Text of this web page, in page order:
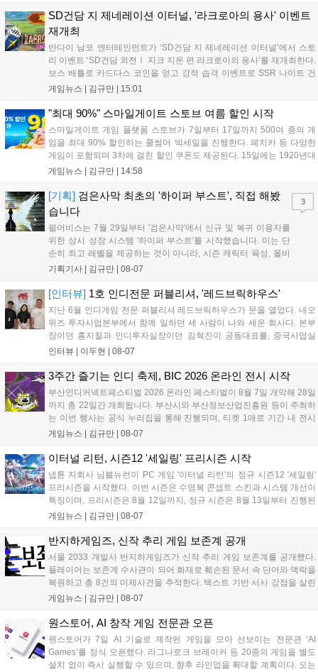
니다. 또한 카카오톡 채널 추가 시 주차별 스페셜 쿠폰과 한정 스
킨, 경품 이벤트 등 풍성한 혜택을 마련해 이용자들의 기대를 모
으고 있습니다....
SD건담 지 제네레이션 이터널, '라크로아의 용사' 이벤트
재개최
반다이 남코 엔터테인먼트가 ‘SD건담 지 제네레이션 이터널’에서 스토
리 이벤트 ‘SD건담 외전Ⅰ 지크 지온 편 라크로아의 용사’를 재개최한다.
보스 배틀로 카드다스 코인을 얻고 강적 습격 이벤트로 SSR 나이트 건
담을 획득할 수 있다. 로그인 보너스로 최대 다이아 3,000개를 지급하며,
원 증정한다. 또한 9월 30일까지 공식 유튜브에서 특별 프로그램을 시청
할 수 있다....
게임뉴스 | 김규만 15:01
"최대 90%" 스마일게이트 스토브 여름 할인 시작
스마일게이트 게임 플랫폼 스토브가 7일부터 17일까지 500여 종의 게
임을 최대 90% 할인하는 쿨썸머 빅세일을 진행한다. 페치카 등 다양한
게임이 포함되며 3차에 걸친 할인 쿠폰도 제공된다. 15일에는 1920년대
경성 배경의 신작 그날의 신문이 출시되며, 15일부터 17일까지는 국내
은 공식 페이지에서 확인 가능하다....
게임뉴스 | 김규만 14:58
[기획] 검은사막 최초의 '하이퍼 부스트', 직접 해봤
습니다
펄어비스는 7월 29일부터 '검은사막'에서 신규 및 복귀 이용자를
위한 상시 성장 시스템 '하이퍼 부스트'를 시작했습니다. 이는 단
순히 최고 레벨을 제공하는 것이 아니라, 시즌 캐릭터 육성, 올비
아 아카데미 수료, 아침의 나라 설화 진행 등 4단계 과정을 통해
용자는 과제를 완수하며 동(V) 투발라 장비와 검은별 무기, 카라
자드 장신구 등을 획득해 주요 콘텐츠에 진입할 수 있습니다....
기획기사 | 김규만 08-07
3
[인터뷰] 1호 인디전문 퍼블리셔, '레드브릭하우스'
지난 6월 인디게임 전문 퍼블리셔 레드브릭하우스가 문을 열었다. 네오
위즈 투자사업본부에서 함께 일하던 세 사람이 나와 세운 회사다. 본부
장이던 홍지철과 인디투자실장이던 김혁진이 공동대표를, 중국사업실
장이던 이민정이 이사를 맡았다. 출범 한 달여 만에 위메이드맥스의 전
들어왔다. 서비스 중인...
인터뷰 | 이두현 08-07
3주간 즐기는 인디 축제, BIC 2026 온라인 전시 시작
부산인디커넥트페스티벌 2026 온라인 페스티벌이 8월 7일 개막해 28일
까지 총 22일간 개최됩니다. 부산시와 부산정보산업진흥원 등이 주최하
는 이번 행사는 공식 누리집을 통해 진행되며, 티켓 1매로 기간 내 전시
작을 제한 없이 체험할 수 있습니다. 일반 및 루키 부문 등 다양한 인디게
세계 누구나 참여 가능한 이번 행사는 역대 최대 규모로 열려 인디게임
생태계 확장에 기여할 전망입니다....
게임뉴스 | 김규만 08-07
이터널 리턴, 시즌12 '세일링' 프리시즌 시작
넵튠 자회사 님블뉴런이 PC 게임 '이터널 리턴'의 정규 시즌12 '세일링'
프리시즌을 시작했다. 이번 시즌은 수영복 콘셉트 스킨과 시스템 개선이
특징이며, 프리시즌은 8월 12일까지, 정규 시즌은 8월 13일부터 진행된
다. 실험체 관찰일지 추가와 후반부 전략 강화를 위한 다중 크로노 스피
대를 모으고 있다....
게임뉴스 | 김규만 08-07
반지하게임즈, 신작 추리 게임 보존계 공개
서울 2033 개발사 반지하게임즈가 신작 추리 게임 보존계를 공개했다.
플레이어는 보존계 수사관이 되어 화재로 훼손된 문서 속 단어와 맥락을
복원하고 총 8건의 미제사건을 추적한다. 텍스트 기반 서사 강점을 살린
이번 게임은 정보 조합과 사건 재구성이 핵심이며, 현재 스팀 상점 페이
개발에 박차를 가하고 있다....
게임뉴스 | 김규만 08-07
원스토어, AI 창작 게임 전문관 오픈
원스토어가 7일 AI 기술로 제작된 게임을 모아 선보이는 전문관 ‘AI
Games’를 정식 오픈했다. 라그나로크 브레이커 등 20종의 게임을 별도
설치 없이 즉시 실행할 수 있으며, 향후 라인업을 확대할 계획이다. 오는